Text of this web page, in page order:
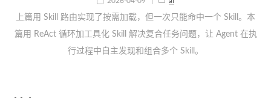
上篇用 Skill 路由实现了按需加载，但一次只能命中一个 Skill。本
篇用 ReAct 循环加工具化 Skill 解决复合任务问题，让 Agent 在执
行过程中自主发现和组合多个 Skill。